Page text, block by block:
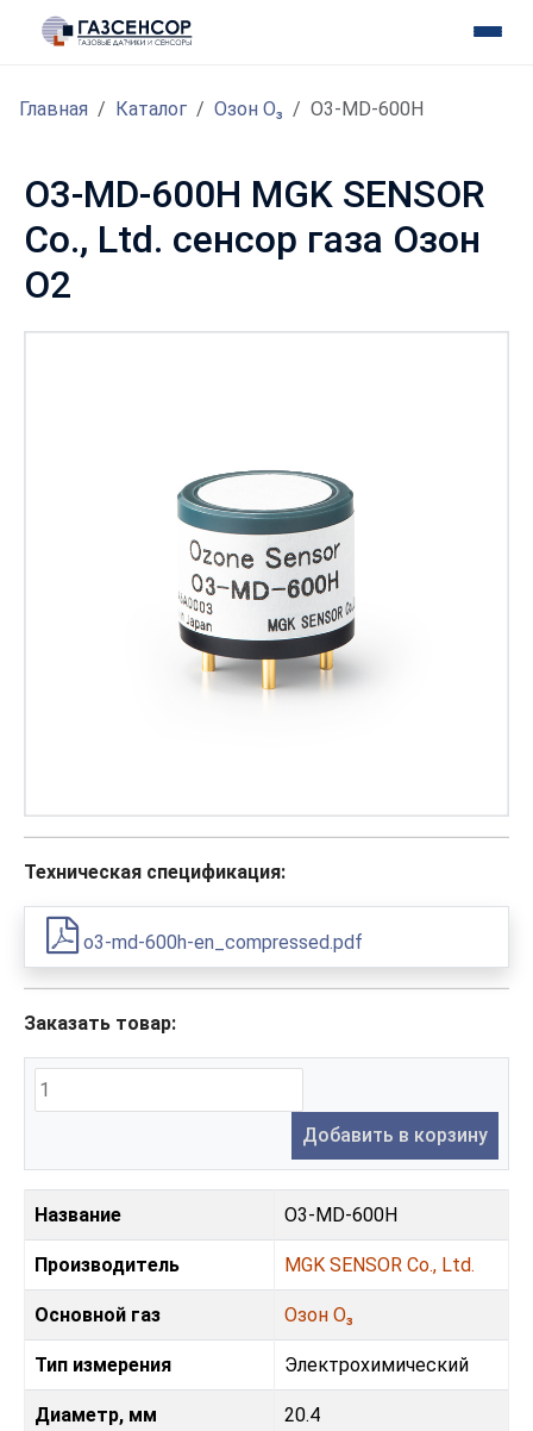
Главная Каталог Озон O₃ O3-MD-600H
O3-MD-600H MGK SENSOR
Co., Ltd. сенсор газа Озон
O2
Техническая спецификация:
o3-md-600h-en_compressed.pdf
Заказать товар:
Добавить в корзину
Название O3-MD-600H
Производитель MGK SENSOR Co., Ltd.
Основной газ Озон O₃
Тип измерения Электрохимический
Диаметр, мм
20.4